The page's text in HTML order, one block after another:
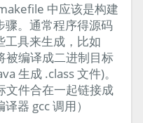
中应该是构建
。通常程序得源码
工具来生成，比如
被编译成二进制目标
生成 .class 文件)。
文件合在一起链接成
器 gcc 调用）